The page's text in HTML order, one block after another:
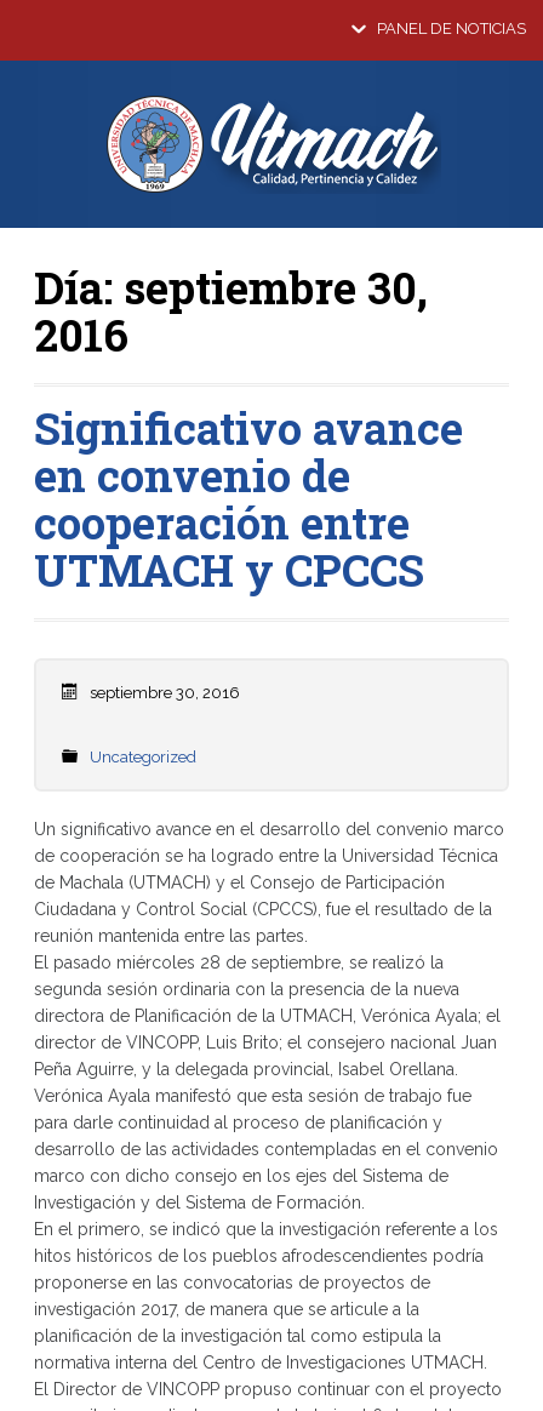
PANEL DE NOTICIAS
Día: septiembre 30,
2016
Significativo avance
en convenio de
cooperación entre
UTMACH y CPCCS
septiembre 30, 2016
Uncategorized
Un significativo avance en el desarrollo del convenio marco
de cooperación se ha logrado entre la Universidad Técnica
de Machala (UTMACH) y el Consejo de Participación
Ciudadana y Control Social (CPCCS), fue el resultado de la
reunión mantenida entre las partes.
El pasado miércoles 28 de septiembre, se realizó la
segunda sesión ordinaria con la presencia de la nueva
directora de Planificación de la UTMACH, Verónica Ayala; el
director de VINCOPP, Luis Brito; el consejero nacional Juan
Peña Aguirre, y la delegada provincial, Isabel Orellana.
Verónica Ayala manifestó que esta sesión de trabajo fue
para darle continuidad al proceso de planificación y
desarrollo de las actividades contempladas en el convenio
marco con dicho consejo en los ejes del Sistema de
Investigación y del Sistema de Formación.
En el primero, se indicó que la investigación referente a los
hitos históricos de los pueblos afrodescendientes podría
proponerse en las convocatorias de proyectos de
investigación 2017, de manera que se articule a la
planificación de la investigación tal como estipula la
normativa interna del Centro de Investigaciones UTMACH.
El Director de VINCOPP propuso continuar con el proyecto